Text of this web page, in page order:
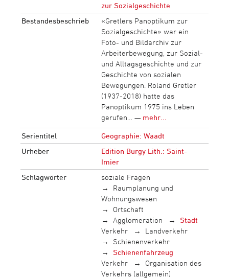
zur Sozialgeschichte
Bestandesbeschrieb
«Gretlers Panoptikum zur
Sozialgeschichte» war ein
Foto- und Bildarchiv zur
Arbeiterbewegung, zur Sozial-
und Alltagsgeschichte und zur
Geschichte von sozialen
Bewegungen. Roland Gretler
(1937-2018) hatte das
Panoptikum 1975 ins Leben
gerufen… — mehr...
Serientitel
Geographie: Waadt
Urheber
Edition Burgy Lith.: Saint-
Imier
Schlagwörter
soziale Fragen
Raumplanung und
Wohnungswesen
Ortschaft
Agglomeration
Stadt
Verkehr
Landverkehr
Schienenverkehr
Schienenfahrzeug
Verkehr
Organisation des
Verkehrs (allgemein)